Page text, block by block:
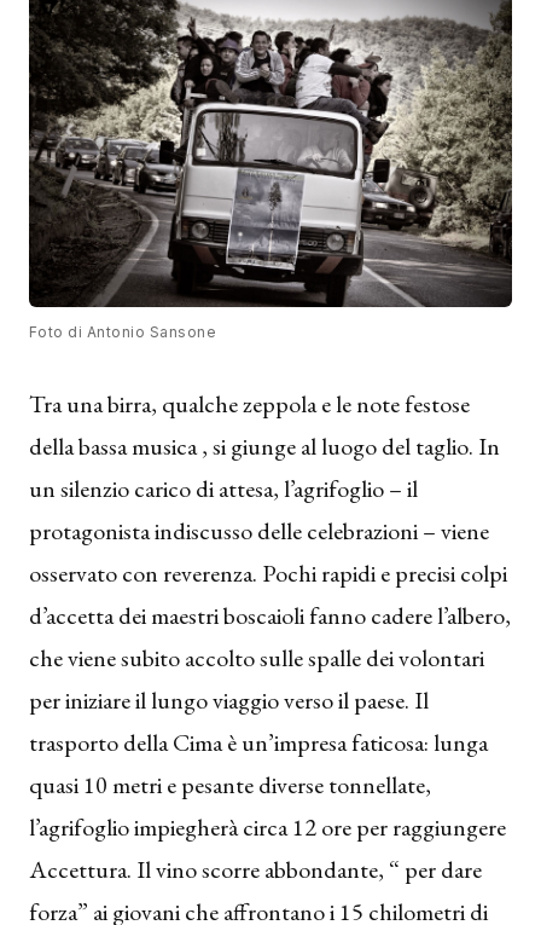
Foto di Antonio Sansone
Tra una birra, qualche zeppola e le note festose
della bassa musica , si giunge al luogo del taglio. In
un silenzio carico di attesa, l’agrifoglio – il
protagonista indiscusso delle celebrazioni – viene
osservato con reverenza. Pochi rapidi e precisi colpi
d’accetta dei maestri boscaioli fanno cadere l’albero,
che viene subito accolto sulle spalle dei volontari
per iniziare il lungo viaggio verso il paese. Il
trasporto della Cima è un’impresa faticosa: lunga
quasi 10 metri e pesante diverse tonnellate,
l’agrifoglio impiegherà circa 12 ore per raggiungere
Accettura. Il vino scorre abbondante, “ per dare
forza” ai giovani che affrontano i 15 chilometri di